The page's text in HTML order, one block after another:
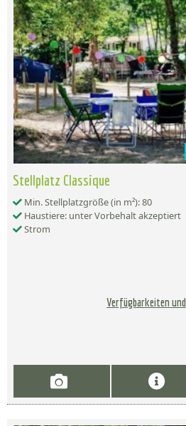
Stellplatz Classique
Min. Stellplatzgröße (in m²): 80
Haustiere: unter Vorbehalt akzeptiert
Strom
Verfügbarkeiten